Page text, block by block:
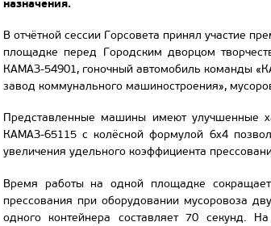
назначения.
В отчётной сессии Горсовета принял участие
площадке перед Городским дворцом
КАМАЗ-54901, гоночный автомобиль команды
завод коммунального машиностроения»,
Представленные машины имеют улучшенные
КАМАЗ-65115 с колёсной формулой 6х4
увеличения удельного коэффициента
Время работы на одной площадке
прессования при оборудовании мусоровоза
одного контейнера составляет 70 секунд.